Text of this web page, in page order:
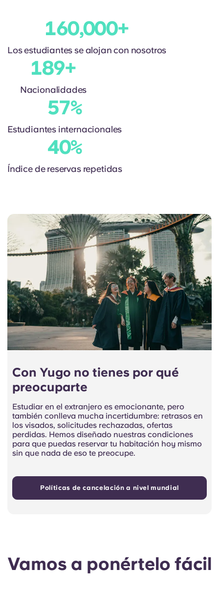
Italian
French
160,000+
Los estudiantes se alojan con nosotros
189+
Nacionalidades
57%
Estudiantes internacionales
40%
Índice de reservas repetidas
Con Yugo no tienes por qué
preocuparte
Estudiar en el extranjero es emocionante, pero
también conlleva mucha incertidumbre: retrasos en
los visados, solicitudes rechazadas, ofertas
perdidas. Hemos diseñado nuestras condiciones
para que puedas reservar tu habitación hoy mismo
sin que nada de eso te preocupe.
Políticas de cancelación a nivel mundial
Vamos a ponértelo fácil